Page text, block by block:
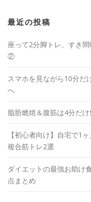
最近の投稿
座って2分脚トレ。すき
②
スマホを見ながら10分だ
へ
脂肪燃焼＆腹筋は4分だ
【初心者向け】自宅で1
複合筋トレ2選
ダイエットの最強お助け
点まとめ